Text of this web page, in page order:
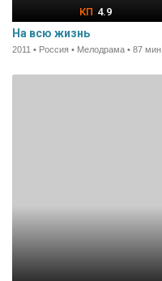
4.9
На всю жизнь
2011 • Россия • Мелодрама • 87 мин.